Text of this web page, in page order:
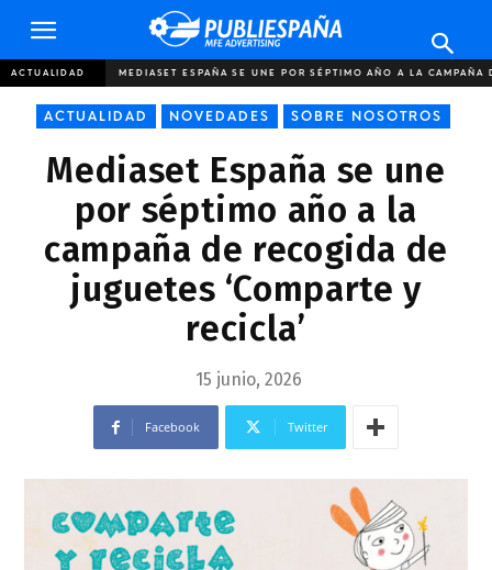
Publiespaña
ACTUALIDAD MEDIASET ESPAÑA SE UNE POR SÉPTIMO AÑO A LA CAMPAÑA
ACTUALIDAD NOVEDADES SOBRE NOSOTROS
Mediaset España se une
por séptimo año a la
campaña de recogida de
juguetes ‘Comparte y
recicla’
15 junio, 2026
Facebook Twitter